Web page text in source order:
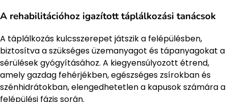
A rehabilitációhoz igazított táplálkozási tanácsok
A táplálkozás kulcsszerepet játszik a felépülésben,
biztosítva a szükséges üzemanyagot és tápanyagokat a
sérülések gyógyításához. A kiegyensúlyozott étrend,
amely gazdag fehérjékben, egészséges zsírokban és
szénhidrátokban, elengedhetetlen a kapusok számára a
felépülési fázis során.